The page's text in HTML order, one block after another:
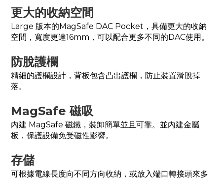
更大的收納空間
Large 版本的MagSafe DAC Pocket，具備更大的收納
空間，寬度更達16mm，可以配合更多不同的DAC使用。
防脫護欄
精細的護欄設計，背板包含凸出護欄，防止裝置滑脫掉
落。
MagSafe 磁吸
內建 MagSafe 磁鐵，裝卸簡單並且可靠。並內建金屬
板，保護設備免受磁性影響。
存儲
可根據電線長度向不同方向收納，或放入端口轉接頭來多